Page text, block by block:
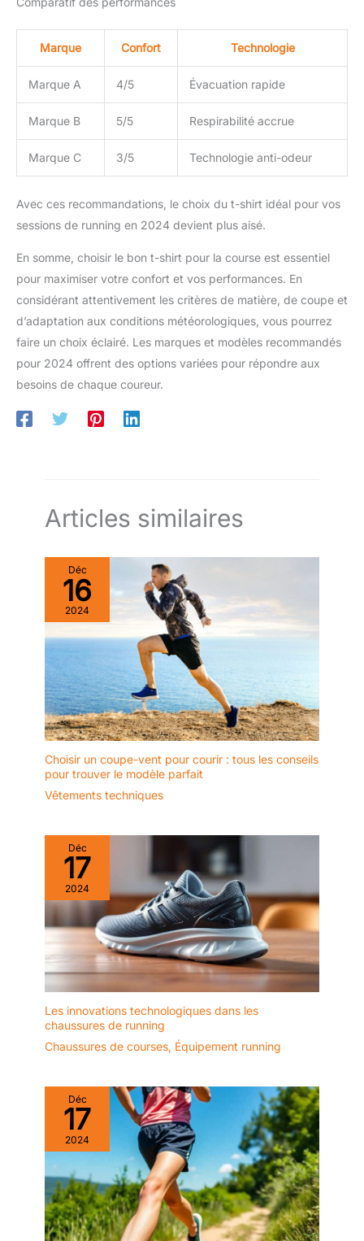
Marque Confort Technologie
Marque A 4/5 Évacuation rapide
Marque B 5/5 Respirabilité accrue
Marque C 3/5 Technologie anti-odeur
Avec ces recommandations, le choix du t-shirt idéal pour vos
sessions de running en 2024 devient plus aisé.
En somme, choisir le bon t-shirt pour la course est essentiel
pour maximiser votre confort et vos performances. En
considérant attentivement les critères de matière, de coupe et
d’adaptation aux conditions météorologiques, vous pourrez
faire un choix éclairé. Les marques et modèles recommandés
pour 2024 offrent des options variées pour répondre aux
besoins de chaque coureur.
Articles similaires
Déc
16
2024
Choisir un coupe-vent pour courir : tous les conseils
pour trouver le modèle parfait
Vêtements techniques
Déc
17
2024
Les innovations technologiques dans les
chaussures de running
Chaussures de courses, Équipement running
Déc
17
2024